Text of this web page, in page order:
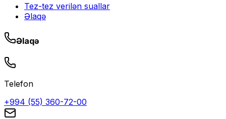
Tez-tez verilən suallar
Əlaqə
Əlaqə
Telefon
+994 (55) 360-72-00